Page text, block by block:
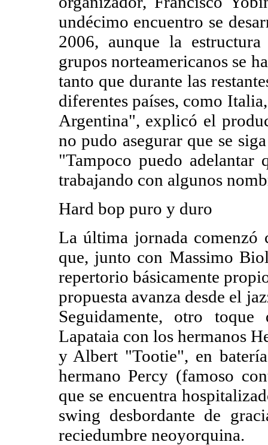
undécimo encuentro se
2006, aunque la
grupos norteamericanos se
tanto que durante las
diferentes países, como
Argentina", explicó el
no pudo asegurar que se
"Tampoco puedo adelantar
trabajando con algunos
Hard bop puro y duro
La última jornada
que, junto con Massimo
repertorio básicamente
propuesta avanza desde el
Seguidamente, otro
Lapataia con los hermanos
y Albert "Tootie", en
hermano Percy (famoso
que se encuentra
swing desbordante de
reciedumbre neoyorquina.